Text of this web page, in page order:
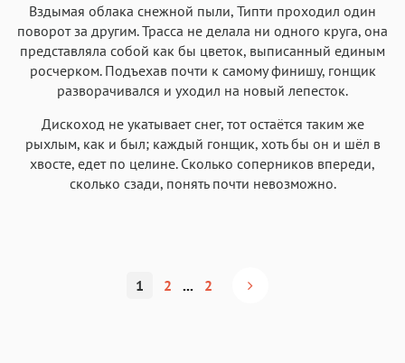
Вздымая облака снежной пыли, Типти проходил один
поворот за другим. Трасса не делала ни одного круга, она
представляла собой как бы цветок, выписанный единым
росчерком. Подъехав почти к самому финишу, гонщик
разворачивался и уходил на новый лепесток.
Дискоход не укатывает снег, тот остаётся таким же
рыхлым, как и был; каждый гонщик, хоть бы он и шёл в
хвосте, едет по целине. Сколько соперников впереди,
сколько сзади, понять почти невозможно.
1 2 ... 2